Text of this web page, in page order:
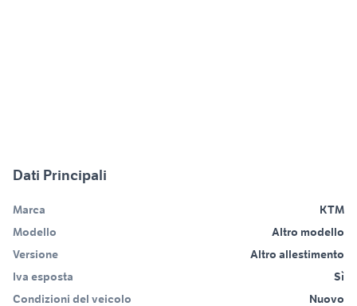
Dati Principali
Marca
KTM
Modello
Altro modello
Versione
Altro allestimento
Iva esposta
Sì
Condizioni del veicolo
Nuovo